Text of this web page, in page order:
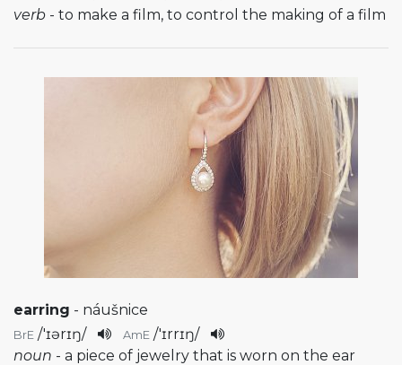
verb - to make a film, to control the making of a film
earring - náušnice
BrE /'ɪərɪŋ/ AmE /'ɪrrɪŋ/
noun - a piece of jewelry that is worn on the ear